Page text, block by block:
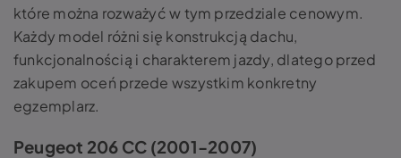
które można rozważyć w tym przedziale cenowym.
Każdy model różni się konstrukcją dachu,
funkcjonalnością i charakterem jazdy, dlatego przed
zakupem oceń przede wszystkim konkretny
egzemplarz.
Peugeot 206 CC (2001-2007)